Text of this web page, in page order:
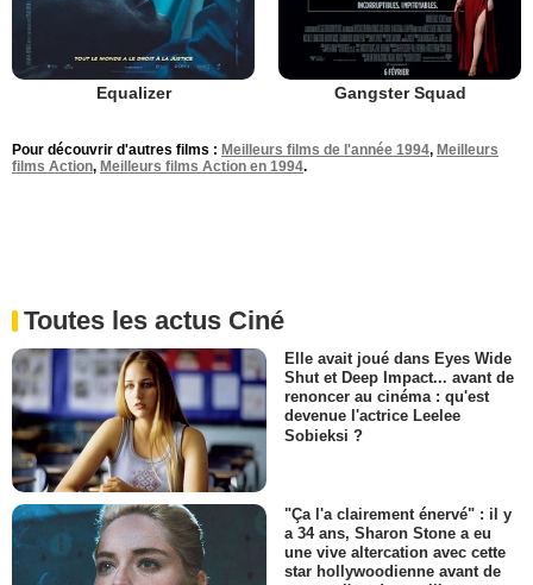
Equalizer Gangster Squad
Pour découvrir d'autres films : Meilleurs films de l'année 1994, Meilleurs
films Action, Meilleurs films Action en 1994.
Toutes les actus Ciné
Elle avait joué dans Eyes Wide
Shut et Deep Impact... avant de
renoncer au cinéma : qu'est
devenue l'actrice Leelee
Sobieksi ?
"Ça l'a clairement énervé" : il y
a 34 ans, Sharon Stone a eu
une vive altercation avec cette
star hollywoodienne avant de